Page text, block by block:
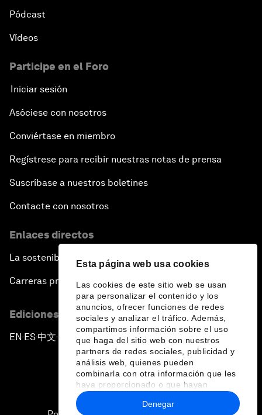
Esta página web usa cookies
Las cookies de este sitio web se usan
para personalizar el contenido y los
anuncios, ofrecer funciones de redes
sociales y analizar el tráfico. Además,
compartimos información sobre el uso
que haga del sitio web con nuestros
partners de redes sociales, publicidad y
análisis web, quienes pueden
combinarla con otra información que les
haya proporcionado o que hayan
recopilado a partir del uso que haya
hecho de sus servicios.
Denegar
Pódcast
Vídeos
Participe en el Foro
Iniciar sesión
Asóciese con nosotros
Conviértase en miembro
Regístrese para recibir nuestras notas de prensa
Suscríbase a nuestros boletines
Contacte con nosotros
Enlaces directos
La sostenibilidad en el Foro
Carreras profesionales
Ediciones en otros idiomas
EN ▪ ES▪中文▪ 日本語